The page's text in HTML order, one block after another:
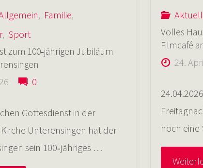
, Familie,
, Sport
zum 100‑jährigen Jubiläum
0
Gottesdienst in der
Unterensingen hat der
sein 100‑jähriges …
Volles
Filmcafé
24.
noch